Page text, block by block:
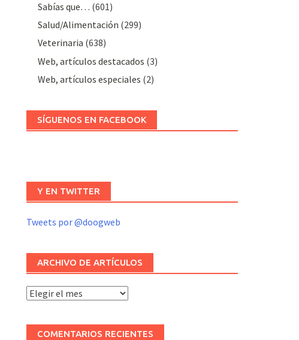
Sabías que… (601)
Salud/Alimentación (299)
Veterinaria (638)
Web, artículos destacados (3)
Web, artículos especiales (2)
SÍGUENOS EN FACEBOOK
Y EN TWITTER
Tweets por @doogweb
ARCHIVO DE ARTÍCULOS
Archivo
artículos
COMENTARIOS RECIENTES